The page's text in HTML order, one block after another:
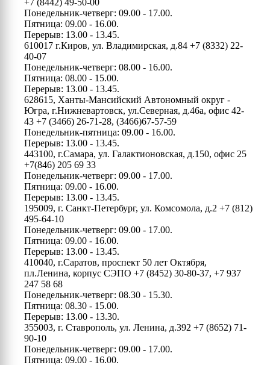
+7 (8442) 49-50-00
Понедельник-четверг: 09.00 - 17.00.
Пятница: 09.00 - 16.00.
Перерыв: 13.00 - 13.45.
610017 г.Киров, ул. Владимирская, д.84 +7 (8332) 22-
40-07
Понедельник-четверг: 08.00 - 16.00.
Пятница: 08.00 - 15.00.
Перерыв: 13.00 - 13.45.
628615, Ханты-Мансийский Автономный округ -
Югра, г.Нижневартовск, ул.Северная, д.46а, офис 42-
43 +7 (3466) 26-71-28, (3466)67-57-59
Понедельник-пятница: 09.00 - 16.00.
Перерыв: 13.00 - 13.45.
443100, г.Самара, ул. Галактионовская, д.150, офис 25
+7(846) 205 69 33
Понедельник-четверг: 09.00 - 17.00.
Пятница: 09.00 - 16.00.
Перерыв: 13.00 - 13.45.
195009, г. Санкт-Петербург, ул. Комсомола, д.2 +7 (812)
495-64-10
Понедельник-четверг: 09.00 - 17.00.
Пятница: 09.00 - 16.00.
Перерыв: 13.00 - 13.45.
410040, г.Саратов, проспект 50 лет Октября,
пл.Ленина, корпус СЭПО +7 (8452) 30-80-37, +7 937
247 58 68
Понедельник-четверг: 08.30 - 15.30.
Пятница: 08.30 - 15.00.
Перерыв: 13.00 - 13.30.
355003, г. Ставрополь, ул. Ленина, д.392 +7 (8652) 71-
90-10
Понедельник-четверг: 09.00 - 17.00.
Пятница: 09.00 - 16.00.